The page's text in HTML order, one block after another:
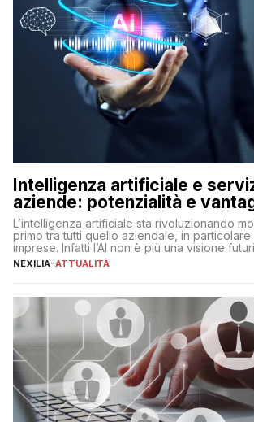
Intelligenza artificiale e
aziende: potenzialità e
L’intelligenza artificiale sta rivoluzionando
primo tra tutti quello aziendale, in
imprese. Infatti l’AI non è più una visione
realtà operativa che sta portando a un
operazioni, bensì comporta […]
NEXILIA-ATTUALITÀ